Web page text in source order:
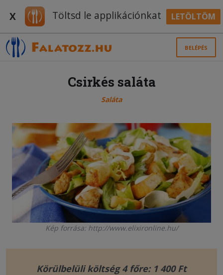
X Töltsd le applikációnkat LETÖLTÖM
BELÉPÉS
Csirkés saláta
Saláta
Kép forrása: http://www.elixironline.hu/
Körülbelüli költség 4 főre: 1 400 Ft